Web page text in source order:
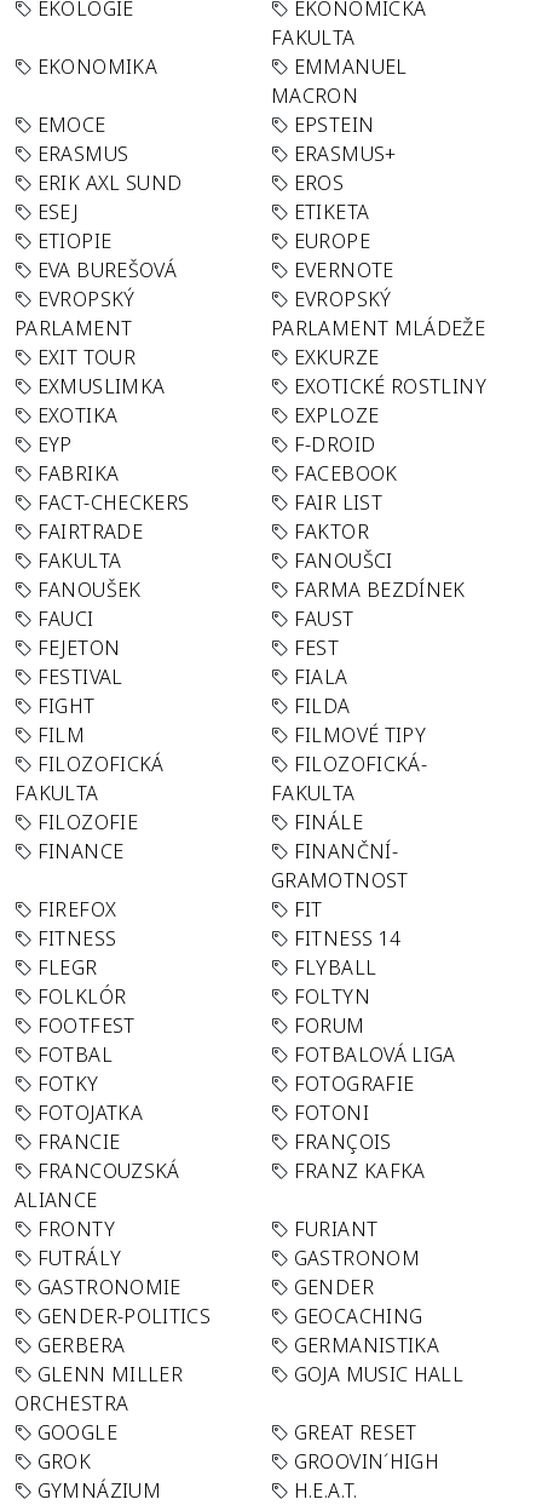
EKOLOGIE
EKONOMICKÁ
FAKULTA
EKONOMIKA
EMMANUEL
MACRON
EMOCE
EPSTEIN
ERASMUS
ERASMUS+
ERIK AXL SUND
EROS
ESEJ
ETIKETA
ETIOPIE
EUROPE
EVA BUREŠOVÁ
EVERNOTE
EVROPSKÝ
PARLAMENT
EVROPSKÝ
PARLAMENT MLÁDEŽE
EXIT TOUR
EXKURZE
EXMUSLIMKA
EXOTICKÉ ROSTLINY
EXOTIKA
EXPLOZE
EYP
F-DROID
FABRIKA
FACEBOOK
FACT-CHECKERS
FAIR LIST
FAIRTRADE
FAKTOR
FAKULTA
FANOUŠCI
FANOUŠEK
FARMA BEZDÍNEK
FAUCI
FAUST
FEJETON
FEST
FESTIVAL
FIALA
FIGHT
FILDA
FILM
FILMOVÉ TIPY
FILOZOFICKÁ
FAKULTA
FILOZOFICKÁ-
FAKULTA
FILOZOFIE
FINÁLE
FINANCE
FINANČNÍ-
GRAMOTNOST
FIREFOX
FIT
FITNESS
FITNESS 14
FLEGR
FLYBALL
FOLKLÓR
FOLTYN
FOOTFEST
FORUM
FOTBAL
FOTBALOVÁ LIGA
FOTKY
FOTOGRAFIE
FOTOJATKA
FOTONI
FRANCIE
FRANÇOIS
FRANCOUZSKÁ
ALIANCE
FRANZ KAFKA
FRONTY
FURIANT
FUTRÁLY
GASTRONOM
GASTRONOMIE
GENDER
GENDER-POLITICS
GEOCACHING
GERBERA
GERMANISTIKA
GLENN MILLER
ORCHESTRA
GOJA MUSIC HALL
GOOGLE
GREAT RESET
GROK
GROOVIN´HIGH
GYMNÁZIUM
H.E.A.T.